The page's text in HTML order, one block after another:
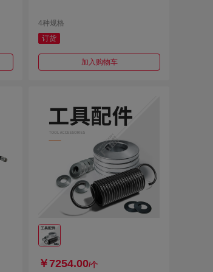
4种规格
订货
加入购物车
￥7254.00/个